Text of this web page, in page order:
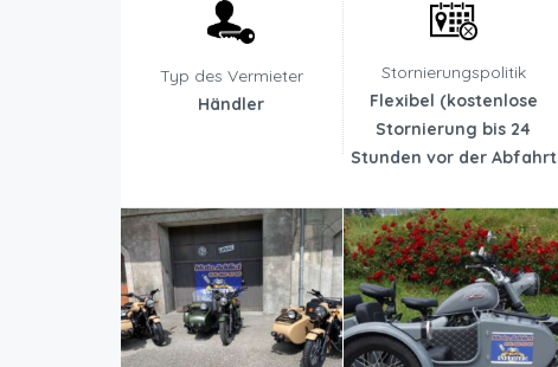
Typ des Vermieter
Händler
Stornierungspolitik
Flexibel (kostenlose
Stornierung bis 24
Stunden vor der Abfahrt